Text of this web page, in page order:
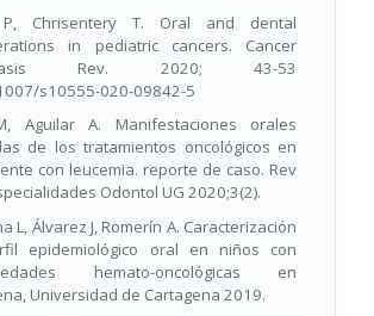
P, Chrisentery T. Oral and dental
in pediatric cancers. Cancer
Rev. 2020; 43-53
s10555-020-09842-5
Aguilar A. Manifestaciones orales
de los tratamientos oncológicos en
con leucemia. reporte de caso. Rev
Odontol UG 2020;3(2).
L, Álvarez J, Romerín A. Caracterización
epidemiológico oral en niños con
hemato-oncológicas en
Universidad de Cartagena 2019.